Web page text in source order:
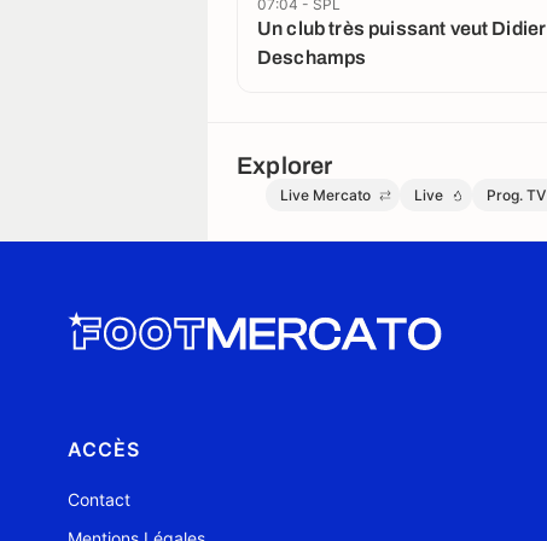
Un club très puissant veut Didier
Deschamps
07:04 - SPL
Explorer
Live Mercato Live Prog. TV
ACCÈS
Contact